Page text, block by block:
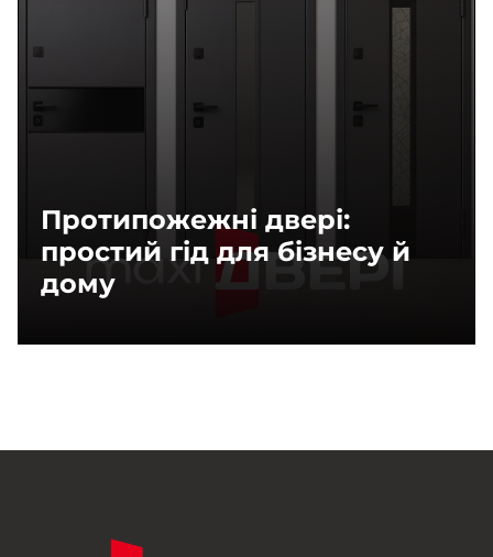
Протипожежні двері:
простий гід для бізнесу й
дому